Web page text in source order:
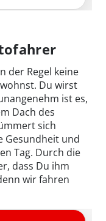
der Regel keine
Du wirst
ist es,
Dach des
sich
Gesundheit und
Tag. Durch die
dass Du ihm
wir fahren